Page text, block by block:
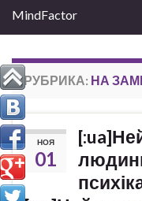
MindFactor
РУБРИКА: НА
НОЯ
01